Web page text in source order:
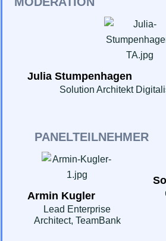
Julia Stumpenhagen
Solution Architekt
PANELTEILNEHMER
Armin Kugler
Lead Enterprise
Architect, TeamBank